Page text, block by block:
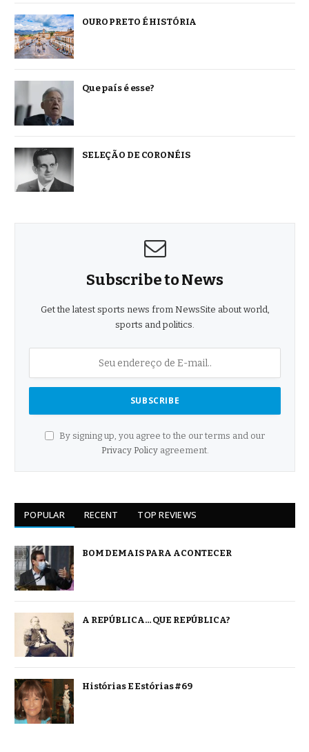
OURO PRETO É HISTÓRIA
Que país é esse?
SELEÇÃO DE CORONÉIS
Subscribe to News
Get the latest sports news from NewsSite about world,
sports and politics.
By signing up, you agree to the our terms and our
Privacy Policyagreement.
POPULAR RECENT TOP REVIEWS
BOM DEMAIS PARA ACONTECER
A REPÚBLICA… QUE REPÚBLICA?
Histórias E Estórias #69